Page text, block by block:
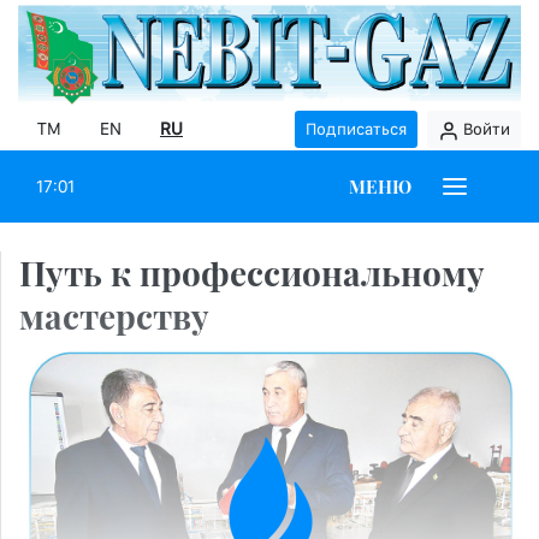
TM EN RU Подписаться Войти
17:01 МЕНЮ
Путь к профессиональному
мастерству